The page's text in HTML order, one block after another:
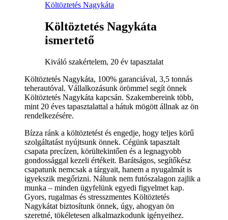
Költöztetés Nagykáta
Költöztetés Nagykáta
ismertető
Kiváló szakértelem, 20 év tapasztalat
Költöztetés Nagykáta, 100% garanciával, 3,5 tonnás
teherautóval. Vállalkozásunk örömmel segít önnek
Költöztetés Nagykáta kapcsán. Szakembereink több,
mint 20 éves tapasztalattal a hátuk mögött állnak az ön
rendelkezésére.
Bízza ránk a költöztetést és engedje, hogy teljes körű
szolgáltatást nyújtsunk önnek. Cégünk tapasztalt
csapata precízen, körültekintően és a legnagyobb
gondossággal kezeli értékeit. Barátságos, segítőkész
csapatunk nemcsak a tárgyait, hanem a nyugalmát is
igyekszik megőrizni. Nálunk nem futószalagon zajlik a
munka – minden ügyfelünk egyedi figyelmet kap.
Gyors, rugalmas és stresszmentes Költöztetés
Nagykátat biztosítunk önnek, úgy, ahogyan ön
szeretné, tökéletesen alkalmazkodunk igényeihez.